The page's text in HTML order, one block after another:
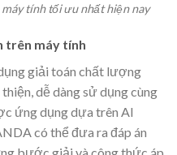
tính tối ưu nhất hiện nay
trên máy tính
giải toán chất lượng
dễ dàng sử dụng cùng
ứng dụng dựa trên AI
có thể đưa ra đáp án